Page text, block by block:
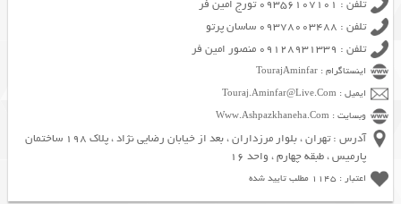
تلفن : 09356107101 تورج امین فر
تلفن : 09378003488 ساسان پرتو
تلفن : 09128931339 منصور امین فر
اینستاگرام : TourajAminfar
ایمیل : Touraj.Aminfar@Live.Com
وبسایت : Www.Ashpazkhaneha.Com
آدرس : تهران ، بلوار مرزداران ، بعد از خیابان رضایی نژاد ، پلاک 198 ساختمان
پارمیس ، طبقه چهارم ، واحد 16
اعتبار : 1145 مطلب تایید شده